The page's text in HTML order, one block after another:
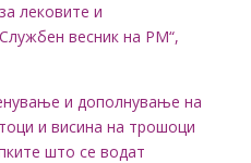
лековите и
весник на РМ“,
и дополнување на
и висина на трошоци
што се водат